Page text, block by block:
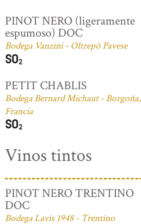
PINOT NERO (ligeramente
espumoso) DOC
Bodega Vanzini - Oltrepò Pavese
PETIT CHABLIS
Bodega Bernard Michaut - Borgoña,
Francia
Vinos tintos
PINOT NERO TRENTINO
DOC
Bodega Lavis 1948 - Trentino